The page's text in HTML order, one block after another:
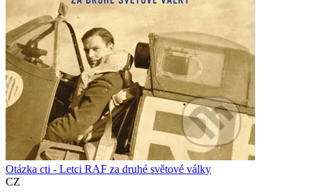
Otázka cti - Letci RAF za druhé světové války
CZ